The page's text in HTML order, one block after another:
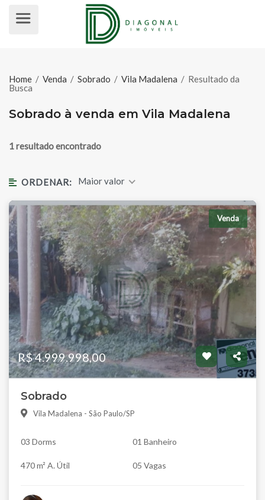
Home / Venda / Sobrado / Vila Madalena / Resultado da
Busca
Sobrado à venda em Vila Madalena
1 resultado encontrado
ORDENAR: Maior valor
Venda
R$ 4.999.998,00
Sobrado
Vila Madalena - São Paulo/SP
03 Dorms 01 Banheiro
470 m² A. Útil 05 Vagas